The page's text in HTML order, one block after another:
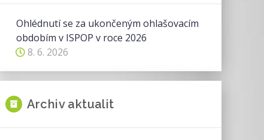
Ohlédnutí se za ukončeným ohlašovacím
obdobím v ISPOP v roce 2026
8. 6. 2026
Archiv aktualit